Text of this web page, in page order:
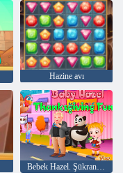
Hazine avı
Bebek Hazel. Şükran eğlenceli